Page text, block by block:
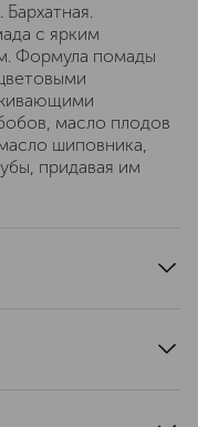
с ярким
Формула помады
масло плодов
шиповника,
придавая им